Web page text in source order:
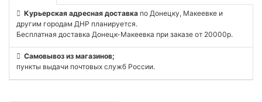
Курьерская адресная доставка по Донецку, Макеевке и
другим городам ДНР планируется.
Бесплатная доставка Донецк-Макеевка при заказе от 20000р.
Самовывоз из магазинов;
пункты выдачи почтовых служб России.